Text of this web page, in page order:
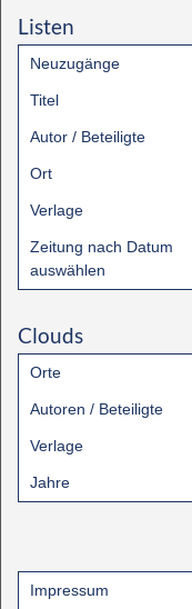
Listen
Neuzugänge
Titel
Autor / Beteiligte
Ort
Verlage
Zeitung nach Datum
auswählen
Clouds
Orte
Autoren / Beteiligte
Verlage
Jahre
Impressum